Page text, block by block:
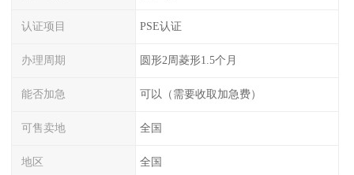
认证项目 PSE认证
办理周期 圆形2周菱形1.5个月
能否加急 可以（需要收取加急费）
可售卖地 全国
地区 全国